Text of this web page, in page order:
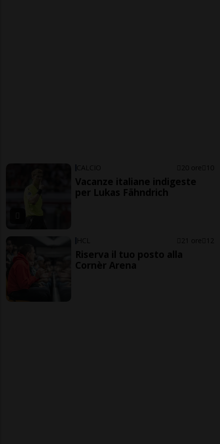
CALCIO 20 ore 10
Vacanze italiane indigeste
per Lukas Fähndrich
HCL 21 ore 12
Riserva il tuo posto alla
Cornèr Arena